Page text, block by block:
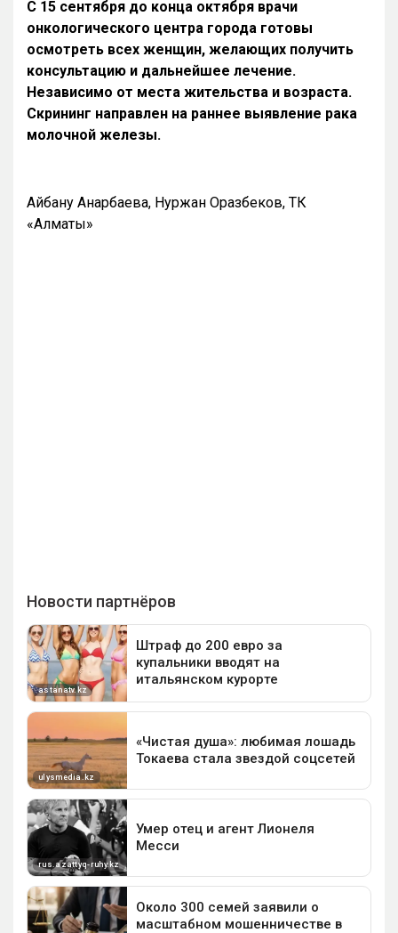
С 15 сентября до конца октября врачи
онкологического центра города готовы
осмотреть всех женщин, желающих получить
консультацию и дальнейшее лечение.
Независимо от места жительства и возраста.
Скрининг направлен на раннее выявление рака
молочной железы.
Айбану Анарбаева, Нуржан Оразбеков, ТК
«Алматы»